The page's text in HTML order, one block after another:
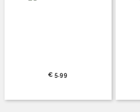
€ 5.99